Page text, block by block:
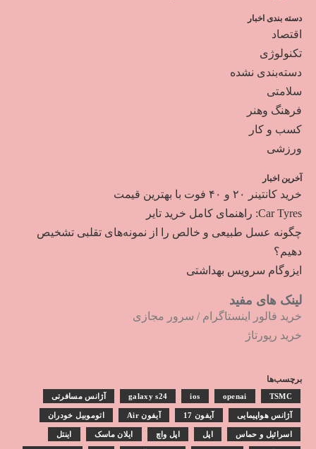
دسته بندی اخبار
اقتصاد
تکنولوژی
دسته‌بندی نشده
سلامتی
فرهنگ وهنر
کسب و کار
ورزشی
آخرین اخبار
خرید کانتینر ۲۰ و ۴۰ فوت با بهترین قیمت
Car Tyres: راهنمای کامل خرید تایر
چگونه عسل طبیعی و خالص را از نمونه‌های تقلبی تشخیص
دهیم؟
ایزوگام سرویس بهداشتی
لینک های مفید
خرید فالور اینستاگرام / سرور مجازی
خرید رپورتاژ
برچسب‌ها
galaxy s24 ios openai TSMC آژانس مسافرتی
آژانس هواپیمایی آیفون 17 آیفون Air اتوموبیل خودران
اسرائیل و حماس اپل اپل واچ ایلان ماسک اینتل